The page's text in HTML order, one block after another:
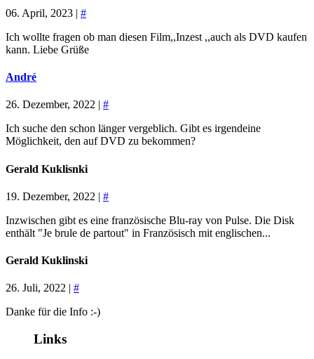
06. April, 2023 | #
Ich wollte fragen ob man diesen Film,,Inzest ,,auch als DVD kaufen
kann. Liebe Grüße
André
26. Dezember, 2022 | #
Ich suche den schon länger vergeblich. Gibt es irgendeine
Möglichkeit, den auf DVD zu bekommen?
Gerald Kuklisnki
19. Dezember, 2022 | #
Inzwischen gibt es eine französische Blu-ray von Pulse. Die Disk
enthält "Je brule de partout" in Französisch mit englischen...
Gerald Kuklinski
26. Juli, 2022 | #
Danke für die Info :-)
Links